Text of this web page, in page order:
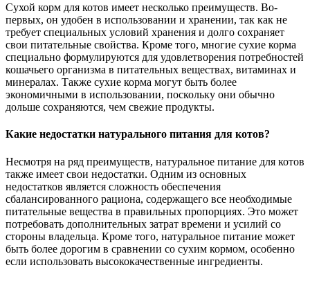
Сухой корм для котов имеет несколько преимуществ. Во-
первых, он удобен в использовании и хранении, так как не
требует специальных условий хранения и долго сохраняет
свои питательные свойства. Кроме того, многие сухие корма
специально формулируются для удовлетворения потребностей
кошачьего организма в питательных веществах, витаминах и
минералах. Также сухие корма могут быть более
экономичными в использовании, поскольку они обычно
дольше сохраняются, чем свежие продукты.
Какие недостатки натурального питания для котов?
Несмотря на ряд преимуществ, натуральное питание для котов
также имеет свои недостатки. Одним из основных
недостатков является сложность обеспечения
сбалансированного рациона, содержащего все необходимые
питательные вещества в правильных пропорциях. Это может
потребовать дополнительных затрат времени и усилий со
стороны владельца. Кроме того, натуральное питание может
быть более дорогим в сравнении со сухим кормом, особенно
если использовать высококачественные ингредиенты.